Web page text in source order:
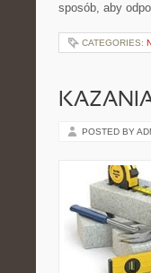
sposób, aby
CATEGORIES:
POSTED BY